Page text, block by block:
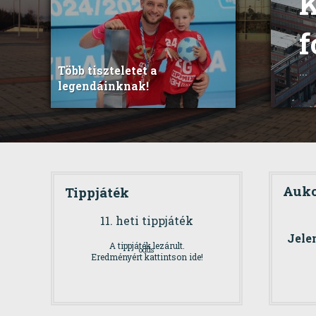
...
Több tiszteletet a
legendáinknak!
Tippjáték
odds
11. heti tippjáték
A tippjáték lezárult.
Eredményért kattintson ide!